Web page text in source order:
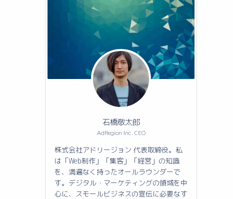
石橋敬太郎
AdRegion Inc. CEO
株式会社アドリージョン 代表取締役。私
は「Web制作」「集客」「経営」の知識
を、満遍なく持ったオールラウンダーで
す。デジタル・マーケティングの領域を中
心に、スモールビジネスの宣伝に必要なす